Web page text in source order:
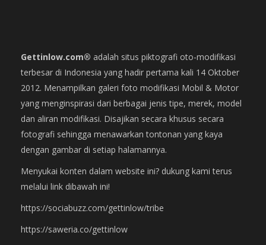
Gettinlow.com® adalah situs piktografi oto-modifikasi
terbesar di Indonesia yang hadir pertama kali 14 Oktober
2012. Menampilkan galeri foto modifikasi Mobil & Motor
yang menginspirasi dari berbagai jenis tipe, merek, model
dan aliran modifikasi. Disajikan secara khusus secara
fotografi sehingga menawarkan tontonan yang kaya
dengan gambar di setiap halamannya.
Menyukai konten dalam website ini? dukung kami terus
melalui link dibawah ini!
https://sociabuzz.com/gettinlow/tribe
https://saweria.co/gettinlow